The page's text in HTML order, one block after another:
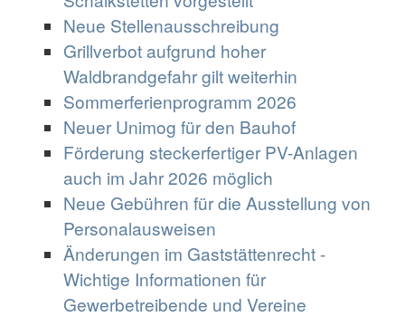
Neue Stellenausschreibung
Grillverbot aufgrund hoher
Waldbrandgefahr gilt weiterhin
Sommerferienprogramm 2026
Neuer Unimog für den Bauhof
Förderung steckerfertiger PV-Anlagen
auch im Jahr 2026 möglich
Neue Gebühren für die Ausstellung von
Personalausweisen
Änderungen im Gaststättenrecht -
Wichtige Informationen für
Gewerbetreibende und Vereine